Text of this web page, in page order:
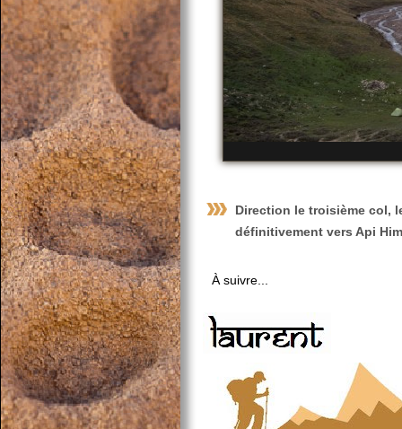
Direction le troisième col,
définitivement vers Api
À suivre...